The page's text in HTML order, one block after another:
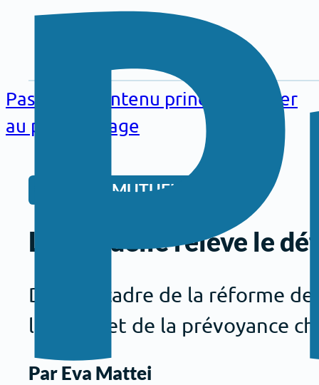
contenu
principal
Passer au contenu principal
Passer
au pied de page
VIE DE LA MUTUELLE
La mutuelle relève le
Dans le cadre de la réforme
la santé et de la prévoyance
Par Eva Mattei